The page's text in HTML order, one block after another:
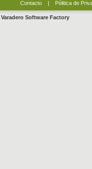
Contacto| Pólitica de
Varadero Software Factory